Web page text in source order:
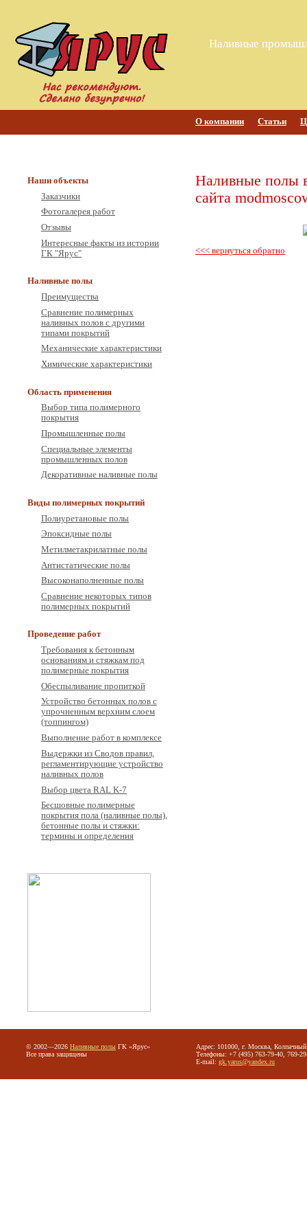
Наливные
О компании Статьи
Наши объекты
Заказчики
Фотогалерея работ
Отзывы
Интересные факты из истории
ГК "Ярус"
Наливные полы
Преимущества
Сравнение полимерных
наливных полов с другими
типами покрытий
Механические характеристики
Химические характеристики
Область применения
Выбор типа полимерного
покрытия
Промышленные полы
Специальные элементы
промышленных полов
Декоративные наливные полы
Виды полимерных покрытий
Полиуретановые полы
Эпоксидные полы
Метилметакрилатные полы
Антистатические полы
Высоконаполненные полы
Сравнение некоторых типов
полимерных покрытий
Проведение работ
Требования к бетонным
основаниям и стяжкам под
полимерные покрытия
Обеспыливание пропиткой
Устройство бетонных полов с
упрочненным верхним слоем
(топпингом)
Выполнение работ в комплексе
Выдержки из Сводов правил,
регламентирующие устройство
наливных полов
Выбор цвета RAL K-7
Бесшовные полимерные
покрытия пола (наливные полы),
бетонные полы и стяжки:
термины и определения
Наливные полы
сайта
<<< вернуться обратно
© 2002—2026 Наливные полы ГК «Ярус»
Все права защищены
Адрес: 101000, г. Москва,
Телефоны: +7 (495) 763-79-40, 769-
E-mail: gk.yarus@yandex.ru